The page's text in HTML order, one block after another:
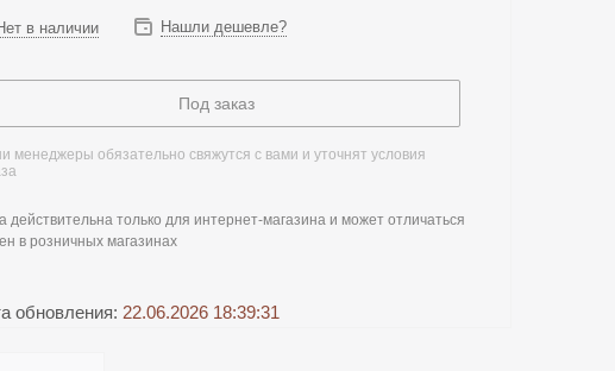
в наличии Нашли дешевле?
Под заказ
менеджеры обязательно свяжутся с вами и уточнят условия
действительна только для интернет-магазина и может отличаться
в розничных магазинах
обновления: 22.06.2026 18:39:31